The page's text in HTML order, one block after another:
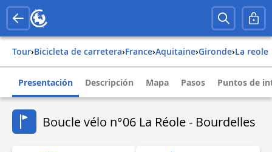
Tour› Bicicleta de carretera› france› aquitaine› gironde› la reole
Presentación Descripción Mapa Pasos Puntos de
Boucle vélo n°06 La Réole - Bourdelles